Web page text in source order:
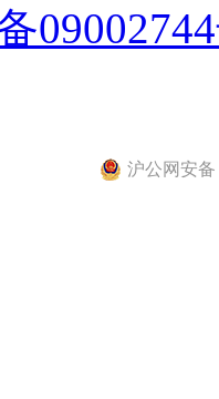
沪公网安备